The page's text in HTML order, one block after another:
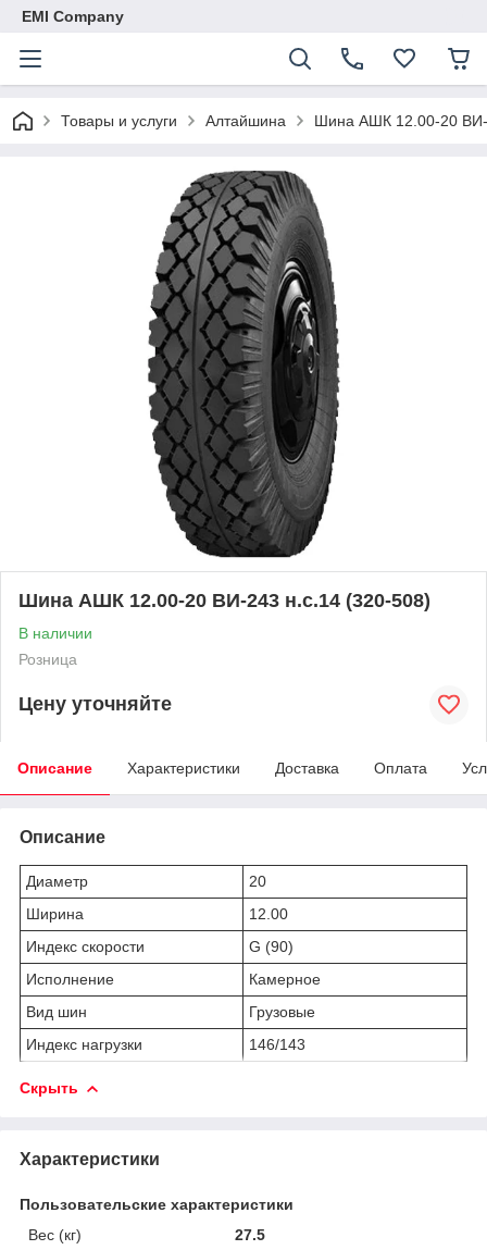
EMI Company
Товары и услуги Алтайшина Шина АШК 12.00-20
Шина АШК 12.00-20 ВИ-243 н.с.14 (320-508)
В наличии
Розница
Цену уточняйте
Описание Характеристики Доставка Оплата
Описание
Диаметр
20
Ширина
12.00
Индекс скорости
G (90)
Исполнение
Камерное
Вид шин
Грузовые
Индекс нагрузки
146/143
Скрыть
Характеристики
Пользовательские характеристики
Вес (кг)
27.5